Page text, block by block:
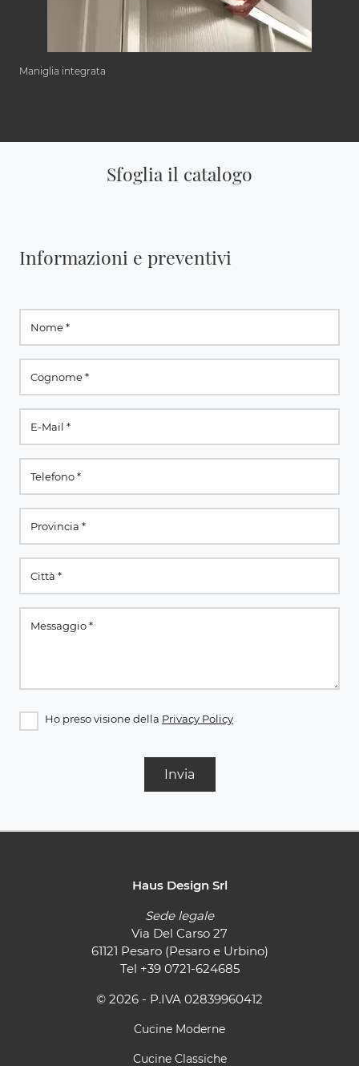
Maniglia integrata
Sfoglia il catalogo
Informazioni e preventivi
Ho preso visione della Privacy Policy
Invia
Haus Design Srl
Sede legale
Via Del Carso 27
61121 Pesaro (Pesaro e Urbino)
Tel +39 0721-624685
© 2026 - P.IVA 02839960412
Cucine Moderne
Cucine Classiche